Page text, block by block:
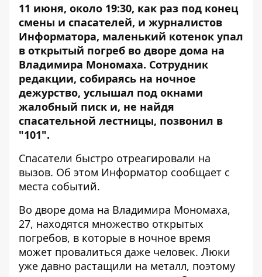
11 июня, около 19:30, как раз под конец
смены и спасателей, и журналистов
Информатора, маленький котенок упал
в открытый погреб во дворе дома на
Владимира Мономаха. Сотрудник
редакции, собираясь на ночное
дежурство, услышал под окнами
жалобный писк и, не найдя
спасательной лестницы, позвонил в
"101".
Спасатели быстро отреагировали на
вызов. Об этом Информатор сообщает с
места событий.
Во дворе дома на Владимира Мономаха,
27, находятся множество открытых
погребов, в которые в ночное время
может провалиться даже человек. Люки
уже давно растащили на металл, поэтому